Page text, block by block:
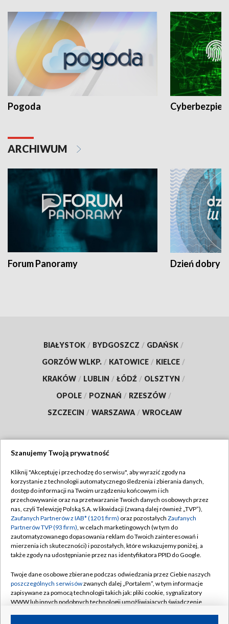
Pogoda
ARCHIWUM
Forum Panoramy Dzień dobry
BIAŁYSTOK / BYDGOSZCZ / GDAŃSK /
GORZÓW WLKP. / KATOWICE / KIELCE /
KRAKÓW / LUBLIN / ŁÓDŹ / OLSZTYN /
OPOLE / POZNAŃ / RZESZÓW /
SZCZECIN / WARSZAWA / WROCŁAW
TVP
Abonament TVP
Emisja w TVP
Centrum informacji TVP
Naziemna Telewizja Cyfrowa
Rada Programowa
System NOS
Informacje o nadawcy
Regulamin TVP
Polityka prywatności
Moje zgody
Pomoc
Kontakt
Kanały
Szanujemy Twoją prywatność
Kliknij "Akceptuję i przechodzę do serwisu", aby wyrazić zgody na
korzystanie z technologii automatycznego śledzenia i zbierania danych,
dostęp do informacji na Twoim urządzeniu końcowym i ich
przechowywanie oraz na przetwarzanie Twoich danych osobowych przez
nas, czyli Telewizję Polską S.A. w likwidacji (zwaną dalej również „TVP”),
Zaufanych Partnerów z IAB* (1201 firm) oraz pozostałych Zaufanych
Partnerów TVP (93 firm), w celach marketingowych (w tym do
zautomatyzowanego dopasowania reklam do Twoich zainteresowań i
mierzenia ich skuteczności) i pozostałych, które wskazujemy poniżej, a
także zgody na udostępnianie przez nas identyfikatora PPID do Google.
Twoje dane osobowe zbierane podczas odwiedzania przez Ciebie naszych
poszczególnych serwisówzwanych dalej „Portalem”, w tym informacje
zapisywane za pomocą technologii takich jak: pliki cookie, sygnalizatory
WWW lub innych podobnych technologii umożliwiających świadczenie